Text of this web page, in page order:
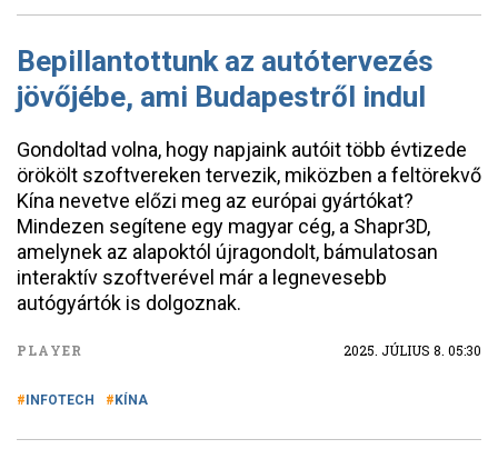
Bepillantottunk az autótervezés
jövőjébe, ami Budapestről indul
Gondoltad volna, hogy napjaink autóit több évtizede
örökölt szoftvereken tervezik, miközben a feltörekvő
Kína nevetve előzi meg az európai gyártókat?
Mindezen segítene egy magyar cég, a Shapr3D,
amelynek az alapoktól újragondolt, bámulatosan
interaktív szoftverével már a legnevesebb
autógyártók is dolgoznak.
PLAYER 2025. JÚLIUS 8. 05:30
INFOTECH KÍNA